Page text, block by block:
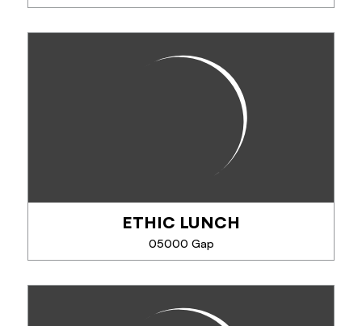
EN SAVOIR PLUS
Spécialités : cheeseburger, tartare de boeuf,
omelettes, lasagnes, plat du jour, moules frites tous
TÉLÉPHONE
EN SAVOIR PLUS
ETHIC LUNCH
05000 Gap